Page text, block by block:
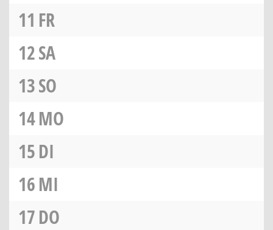
11 FR
12SA
13SO
14MO
15DI
16MI
17DO